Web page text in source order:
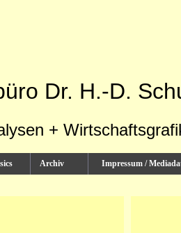
Dr. H.-D.
+
Archiv Impressum /